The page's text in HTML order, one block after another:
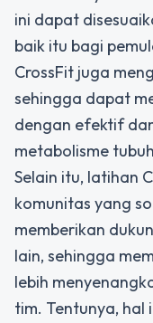
ini dapat
baik itu bagi
CrossFit juga
sehingga dapat
dengan efektif
metabolisme
Selain itu, latihan
komunitas yang
memberikan
lain, sehingga
lebih
tim. Tentunya,